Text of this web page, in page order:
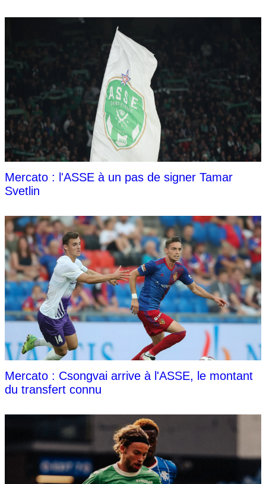
Mercato : l'ASSE à un pas de signer Tamar
Svetlin
Mercato : Csongvai arrive à l'ASSE, le montant
du transfert connu